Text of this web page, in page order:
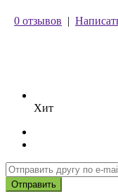
0 отзывов |
Хит
Отправить